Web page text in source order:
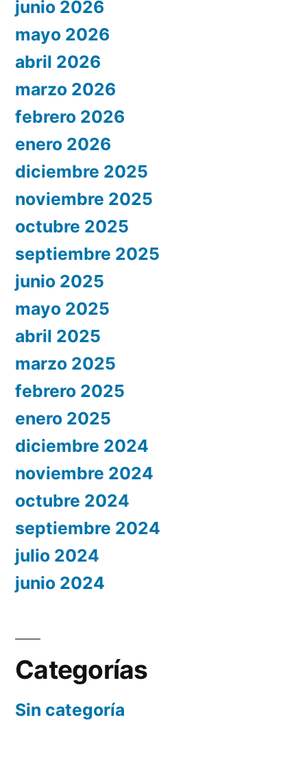
junio 2026
mayo 2026
abril 2026
marzo 2026
febrero 2026
enero 2026
diciembre 2025
noviembre 2025
octubre 2025
septiembre 2025
junio 2025
mayo 2025
abril 2025
marzo 2025
febrero 2025
enero 2025
diciembre 2024
noviembre 2024
octubre 2024
septiembre 2024
julio 2024
junio 2024
Categorías
Sin categoría